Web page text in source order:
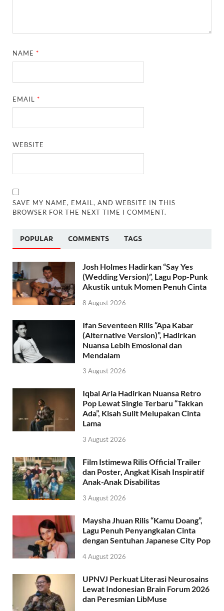
NAME*
EMAIL*
WEBSITE
SAVE MY NAME, EMAIL, AND WEBSITE IN THIS
BROWSER FOR THE NEXT TIME I COMMENT.
POPULAR COMMENTS TAGS
Josh Holmes Hadirkan “Say Yes
(Wedding Version)”, Lagu Pop-Punk
Akustik untuk Momen Penuh Cinta
8 August 2026
Ifan Seventeen Rilis “Apa Kabar
(Alternative Version)”, Hadirkan
Nuansa Lebih Emosional dan
Mendalam
3 August 2026
Iqbal Aria Hadirkan Nuansa Retro
Pop Lewat Single Terbaru “Takkan
Ada”, Kisah Sulit Melupakan Cinta
Lama
3 August 2026
Film Istimewa Rilis Official Trailer
dan Poster, Angkat Kisah Inspiratif
Anak-Anak Disabilitas
3 August 2026
Maysha Jhuan Rilis “Kamu Doang”,
Lagu Penuh Penyangkalan Cinta
dengan Sentuhan Japanese City Pop
4 August 2026
UPNVJ Perkuat Literasi Neurosains
Lewat Indonesian Brain Forum 2026
dan Peresmian LibMuse